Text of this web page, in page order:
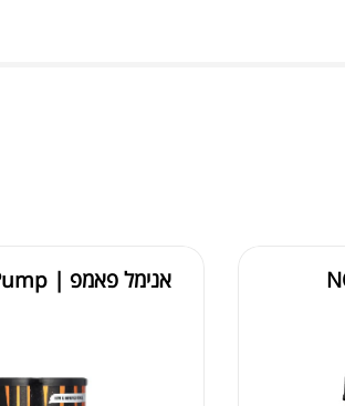
אנימל פאמפ | Animal Pump